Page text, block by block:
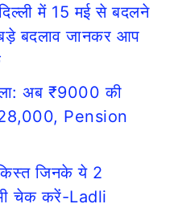
में 15 मई से बदलने
बदलाव जानकर आप
अब ₹9000 की
Pension
किस्त जिनके ये 2
चेक करें-Ladli